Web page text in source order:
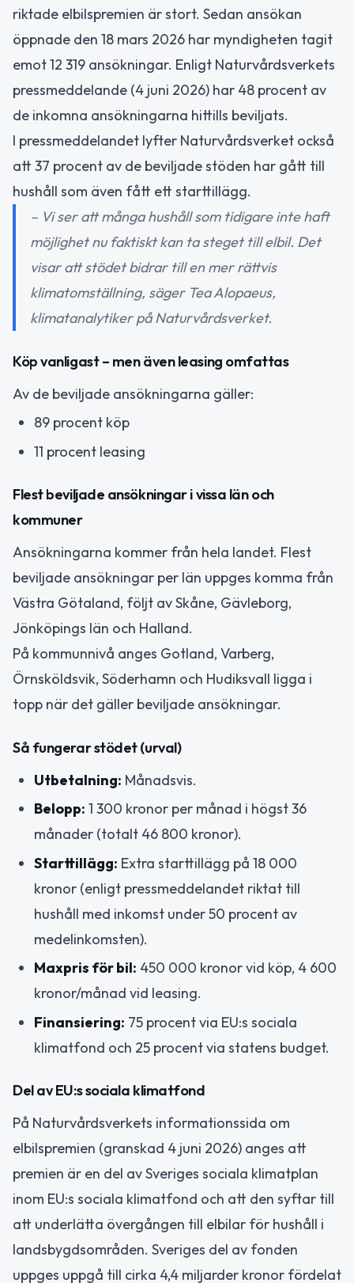
riktade elbilspremien är stort. Sedan ansökan
öppnade den 18 mars 2026 har myndigheten tagit
emot 12 319 ansökningar. Enligt Naturvårdsverkets
pressmeddelande (4 juni 2026) har 48 procent av
de inkomna ansökningarna hittills beviljats.
I pressmeddelandet lyfter Naturvårdsverket också
att 37 procent av de beviljade stöden har gått till
hushåll som även fått ett starttillägg.
– Vi ser att många hushåll som tidigare inte haft
möjlighet nu faktiskt kan ta steget till elbil. Det
visar att stödet bidrar till en mer rättvis
klimatomställning, säger Tea Alopaeus,
klimatanalytiker på Naturvårdsverket.
Köp vanligast – men även leasing omfattas
Av de beviljade ansökningarna gäller:
89 procent köp
11 procent leasing
Flest beviljade ansökningar i vissa län och
kommuner
Ansökningarna kommer från hela landet. Flest
beviljade ansökningar per län uppges komma från
Västra Götaland, följt av Skåne, Gävleborg,
Jönköpings län och Halland.
På kommunnivå anges Gotland, Varberg,
Örnsköldsvik, Söderhamn och Hudiksvall ligga i
topp när det gäller beviljade ansökningar.
Så fungerar stödet (urval)
Utbetalning: Månadsvis.
Belopp: 1 300 kronor per månad i högst 36
månader (totalt 46 800 kronor).
Starttillägg: Extra starttillägg på 18 000
kronor (enligt pressmeddelandet riktat till
hushåll med inkomst under 50 procent av
medelinkomsten).
Maxpris för bil: 450 000 kronor vid köp, 4 600
kronor/månad vid leasing.
Finansiering: 75 procent via EU:s sociala
klimatfond och 25 procent via statens budget.
Del av EU:s sociala klimatfond
På Naturvårdsverkets informationssida om
elbilspremien (granskad 4 juni 2026) anges att
premien är en del av Sveriges sociala klimatplan
inom EU:s sociala klimatfond och att den syftar till
att underlätta övergången till elbilar för hushåll i
landsbygdsområden. Sveriges del av fonden
uppges uppgå till cirka 4,4 miljarder kronor fördelat